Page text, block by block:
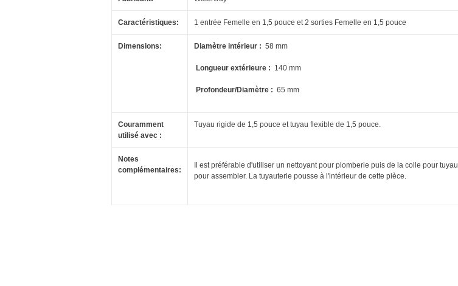
Caractéristiques: 1 entrée Femelle en 1,5 pouce et 2 sorties Femelle en 1,5 pouce
Dimensions: Diamètre intérieur : 58 mm
Longueur extérieure : 140 mm
Profondeur/Diamètre : 65 mm
Couramment
utilisé avec :
Tuyau rigide de 1,5 pouce et tuyau flexible de 1,5 pouce.
Notes
complémentaires:
Il est préférable d'utiliser un nettoyant pour plomberie puis de la colle pour tuyau
pour assembler. La tuyauterie pousse à l'intérieur de cette pièce.